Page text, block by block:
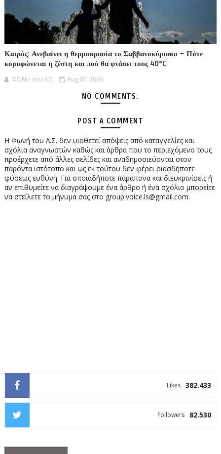
Καιρός: Ανεβαίνει η θερμοκρασία το Σαββατοκύριακο – Πότε
κορυφώνεται η ζέστη και πού θα φτάσει τους 40°C
ΦΩΝΗ του Λ.Σ. Aug 07, 2026
NO COMMENTS:
POST A COMMENT
Η Φωνή του Λ.Σ. δεν υιοθετεί απόψεις από καταγγελίες και
σχόλια αναγνωστών καθώς και άρθρα που το περιεχόμενο τους
προέρχετε από άλλες σελίδες και αναδημοσιεύονται στον
παρόντα ιστότοπο και ως εκ τούτου δεν φέρει οιασδήποτε
φύσεως ευθύνη. Για οποιαδήποτε παράπονα και διευκρινίσεις ή
αν επιθυμείτε να διαγράψουμε ένα άρθρο ή ένα σχόλιο μπορείτε
να στείλετε το μήνυμα σας στο group.voice.ls@gmail.com.
382.433
Likes
82.530
Followers